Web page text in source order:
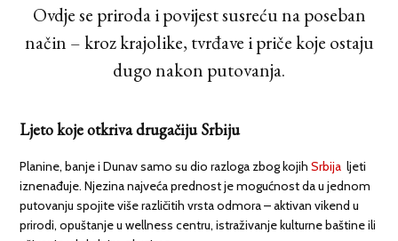
Ovdje se priroda i povijest susreću na poseban
način – kroz krajolike, tvrđave i priče koje ostaju
dugo nakon putovanja.
Ljeto koje otkriva drugačiju Srbiju
Planine, banje i Dunav samo su dio razloga zbog kojihSrbijaljeti
iznenađuje. Njezina najveća prednost je mogućnost da u jednom
putovanju spojite više različitih vrsta odmora – aktivan vikend u
prirodi, opuštanje u wellness centru, istraživanje kulturne baštine ili